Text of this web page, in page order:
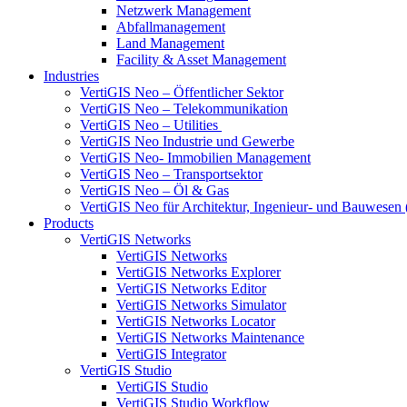
Netzwerk Management
Abfallmanagement
Land Management
Facility & Asset Management
Industries
VertiGIS Neo – Öffentlicher Sektor
VertiGIS Neo – Telekommunikation
VertiGIS Neo – Utilities
VertiGIS Neo Industrie und Gewerbe
VertiGIS Neo- Immobilien Management
VertiGIS Neo – Transportsektor
VertiGIS Neo – Öl & Gas
VertiGIS Neo für Architektur, Ingenieur- und
Products
VertiGIS Networks
VertiGIS Networks
VertiGIS Networks Explorer
VertiGIS Networks Editor
VertiGIS Networks Simulator
VertiGIS Networks Locator
VertiGIS Networks Maintenance
VertiGIS Integrator
VertiGIS Studio
VertiGIS Studio
VertiGIS Studio Workflow